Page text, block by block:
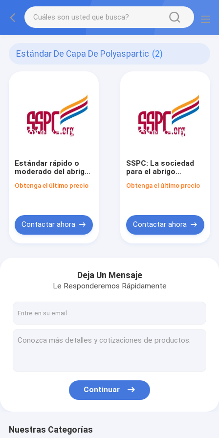
Estándar De Capa De Polyaspartic (2)
Estándar rápido o
moderado del abrigo
del Dos-Componente
Obtenga el último precio
Contactar ahora
SSPC: La sociedad
para el abrigo
del Dos-componente
la pintura de las
capas protectoras
rápido o
Obtenga el último precio
Contactar ahora
Deja Un Mensaje
Le Responderemos Rápidamente
Continuar
Nuestras Categorías